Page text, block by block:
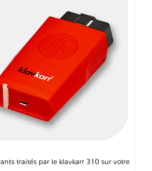
traités par le klavkarr 310 sur votre